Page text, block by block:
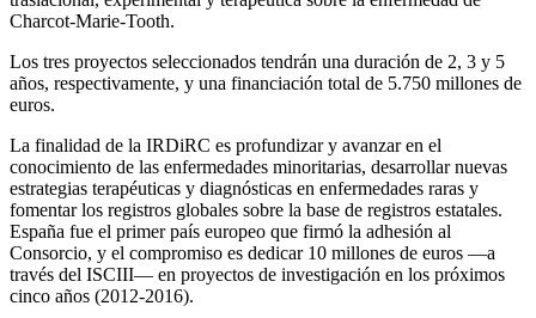
Charcot-Marie-Tooth.
Los tres proyectos seleccionados tendrán una duración de 2, 3 y 5
años, respectivamente, y una financiación total de 5.750 millones de
euros.
La finalidad de la IRDiRC es profundizar y avanzar en el
conocimiento de las enfermedades minoritarias, desarrollar nuevas
estrategias terapéuticas y diagnósticas en enfermedades raras y
fomentar los registros globales sobre la base de registros estatales.
España fue el primer país europeo que firmó la adhesión al
Consorcio, y el compromiso es dedicar 10 millones de euros —a
través del ISCIII— en proyectos de investigación en los próximos
cinco años (2012-2016).